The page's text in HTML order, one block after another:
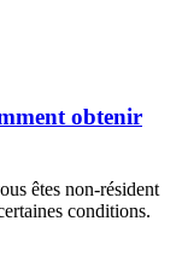
obtenir
êtes non-résident
conditions.